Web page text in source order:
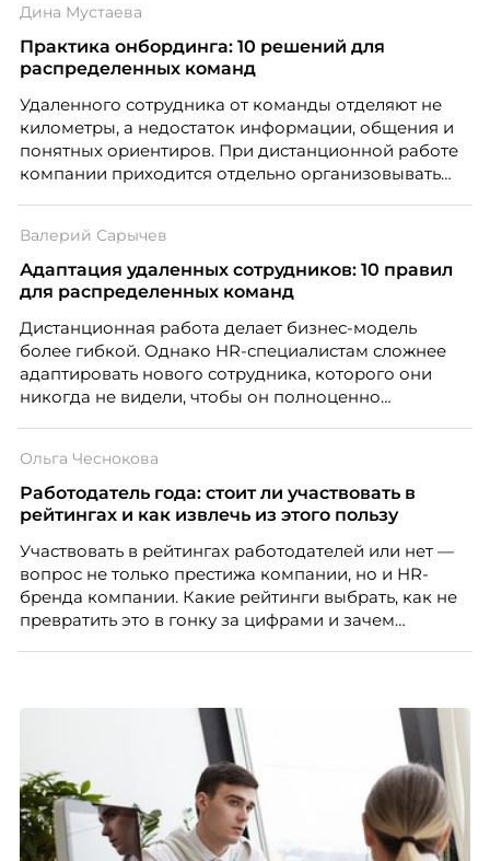
Дина Мустаева
Практика онбординга: 10 решений для
распределенных команд
Удаленного сотрудника от команды отделяют не
километры, а недостаток информации, общения и
понятных ориентиров. При дистанционной работе
компании приходится отдельно организовывать
по работе с персоналом Инфомаксимум,
рассказывает, как выстроить адаптацию
распределенной команды без лишнего контроля и
Валерий Сарычев
Адаптация удаленных сотрудников: 10 правил
для распределенных команд
Дистанционная работа делает бизнес-модель
более гибкой. Однако HR-специалистам сложнее
адаптировать нового сотрудника, которого они
никогда не видели, чтобы он полноценно
Ольга Чеснокова
Работодатель года: стоит ли участвовать в
рейтингах и как извлечь из этого пользу
Участвовать в рейтингах работодателей или нет —
вопрос не только престижа компании, но и HR-
бренда компании. Какие рейтинги выбрать, как не
превратить это в гонку за цифрами и зачем